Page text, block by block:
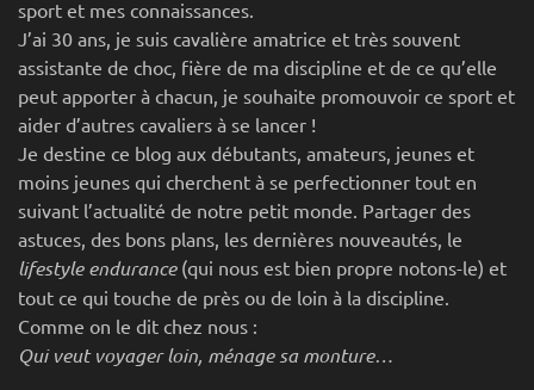
sport et mes connaissances.
J’ai 30 ans, je suis cavalière amatrice et très souvent
assistante de choc, fière de ma discipline et de ce qu’elle
peut apporter à chacun, je souhaite promouvoir ce sport et
aider d’autres cavaliers à se lancer !
Je destine ce blog aux débutants, amateurs, jeunes et
moins jeunes qui cherchent à se perfectionner tout en
suivant l’actualité de notre petit monde. Partager des
astuces, des bons plans, les dernières nouveautés, le
lifestyle endurance(qui nous est bien propre notons-le) et
tout ce qui touche de près ou de loin à la discipline.
Comme on le dit chez nous :
Qui veut voyager loin, ménage sa monture…